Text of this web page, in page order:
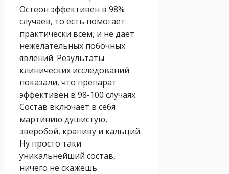
Остеон эффективен в 98%
случаев, то есть помогает
практически всем, и не дает
нежелательных побочных
явлений. Результаты
клинических исследований
показали, что препарат
эффективен в 98-100 случаях.
Состав включает в себя
мартинию душистую,
зверобой, крапиву и кальций.
Ну просто таки
уникальнейший состав,
ничего не скажешь.